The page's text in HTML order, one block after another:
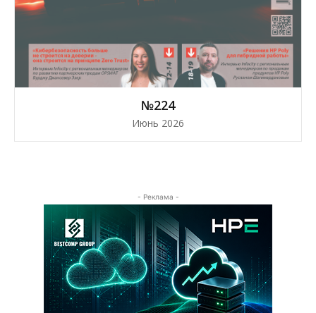
№224
Июнь 2026
- Реклама -